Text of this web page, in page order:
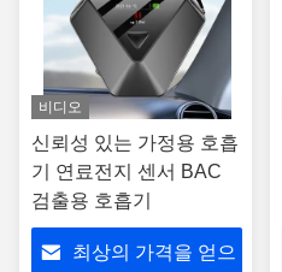
비디오
신뢰성 있는 가정용 호흡
기 연료전지 센서 BAC
검출용 호흡기
최상의 가격을 얻으